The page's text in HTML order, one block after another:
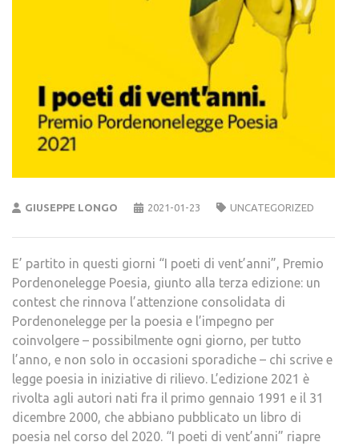
GIUSEPPE LONGO 2021-01-23 UNCATEGORIZED
E’ partito in questi giorni “I poeti di vent’anni”, Premio
Pordenonelegge Poesia, giunto alla terza edizione: un
contest che rinnova l’attenzione consolidata di
Pordenonelegge per la poesia e l’impegno per
coinvolgere – possibilmente ogni giorno, per tutto
l’anno, e non solo in occasioni sporadiche – chi scrive e
legge poesia in iniziative di rilievo. L’edizione 2021 è
rivolta agli autori nati fra il primo gennaio 1991 e il 31
dicembre 2000, che abbiano pubblicato un libro di
poesia nel corso del 2020. “I poeti di vent’anni” riapre